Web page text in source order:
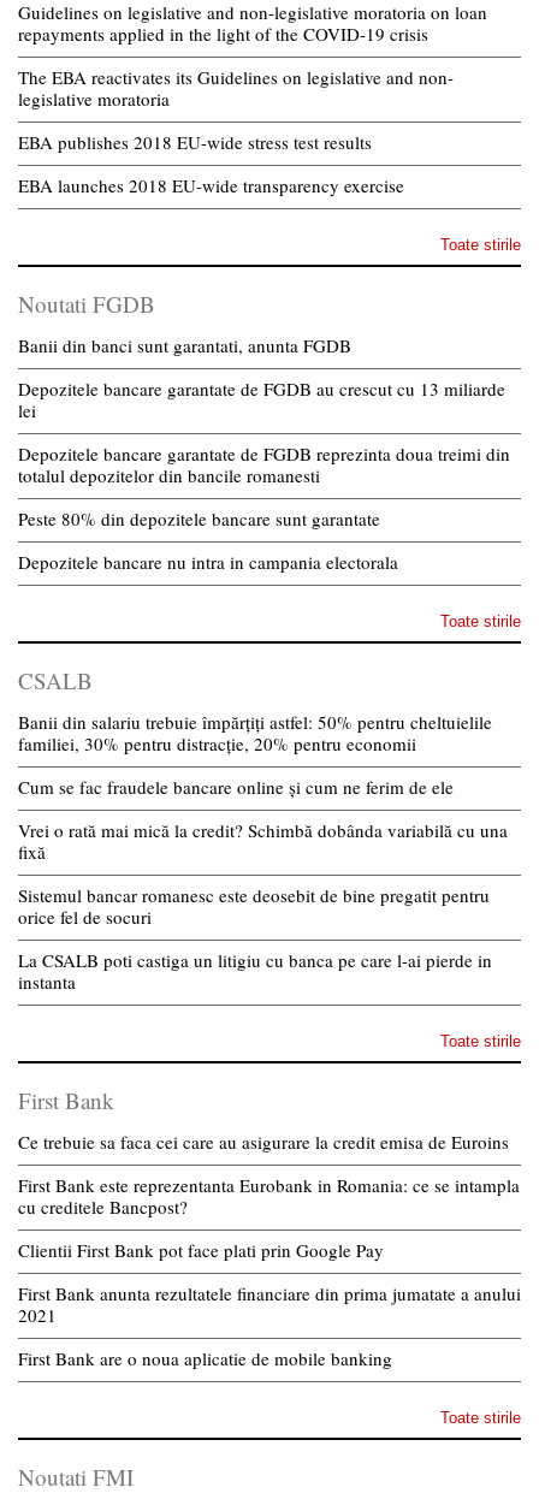
Guidelines on legislative and non-legislative moratoria on loan
repayments applied in the light of the COVID-19 crisis
The EBA reactivates its Guidelines on legislative and non-
legislative moratoria
EBA publishes 2018 EU-wide stress test results
EBA launches 2018 EU-wide transparency exercise
Toate stirile
Noutati FGDB
Banii din banci sunt garantati, anunta FGDB
Depozitele bancare garantate de FGDB au crescut cu 13 miliarde
lei
Depozitele bancare garantate de FGDB reprezinta doua treimi din
totalul depozitelor din bancile romanesti
Peste 80% din depozitele bancare sunt garantate
Depozitele bancare nu intra in campania electorala
Toate stirile
CSALB
Banii din salariu trebuie împărțiți astfel: 50% pentru cheltuielile
familiei, 30% pentru distracție, 20% pentru economii
Cum se fac fraudele bancare online și cum ne ferim de ele
Vrei o rată mai mică la credit? Schimbă dobânda variabilă cu una
fixă
Sistemul bancar romanesc este deosebit de bine pregatit pentru
orice fel de socuri
La CSALB poti castiga un litigiu cu banca pe care l-ai pierde in
instanta
Toate stirile
First Bank
Ce trebuie sa faca cei care au asigurare la credit emisa de Euroins
First Bank este reprezentanta Eurobank in Romania: ce se intampla
cu creditele Bancpost?
Clientii First Bank pot face plati prin Google Pay
First Bank anunta rezultatele financiare din prima jumatate a anului
2021
First Bank are o noua aplicatie de mobile banking
Toate stirile
Noutati FMI